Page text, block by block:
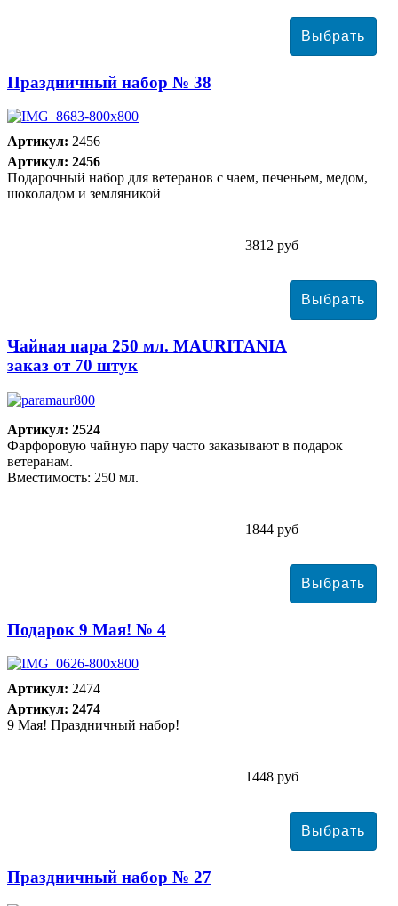
Праздничный набор № 38
Артикул: 2456
Артикул: 2456
Подарочный набор для ветеранов с чаем, печеньем, медом,
шоколадом и земляникой
3812 руб
Чайная пара 250 мл. MAURITANIA
заказ от 70 штук
Артикул: 2524
Фарфоровую чайную пару часто заказывают в подарок
ветеранам.
Вместимость: 250 мл.
1844 руб
Подарок 9 Мая! № 4
Артикул: 2474
Артикул: 2474
9 Мая! Праздничный набор!
1448 руб
Праздничный набор № 27